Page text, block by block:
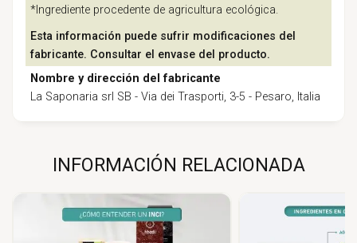
*Ingrediente procedente de agricultura ecológica.
Esta información puede sufrir modificaciones del
fabricante. Consultar el envase del producto.
Nombre y dirección del fabricante
La Saponaria srl SB - Via dei Trasporti, 3-5 - Pesaro, Italia
INFORMACIÓN RELACIONADA